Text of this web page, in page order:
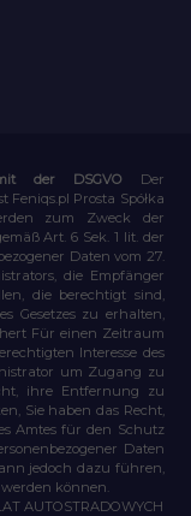
der DSGVO
Der
Prosta Spółka
zum Zweck der
Art. 6 Sek. 1 lit. der
Daten vom 27.
die Empfänger
die berechtigt sind,
Gesetzes zu erhalten,
Für einen Zeitraum
Interesse des
um Zugang zu
ihre Entfernung zu
Sie haben das Recht,
Amtes für den Schutz
Daten
jedoch dazu führen,
können.
AUTOSTRADOWYCH